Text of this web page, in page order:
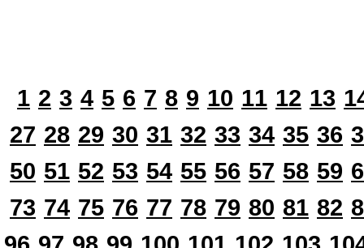
1 2 3 4 5 6 7 8 9 10 11 12 13
27 28 29 30 31 32 33 34 35 36
50 51 52 53 54 55 56 57 58 59
73 74 75 76 77 78 79 80 81 82